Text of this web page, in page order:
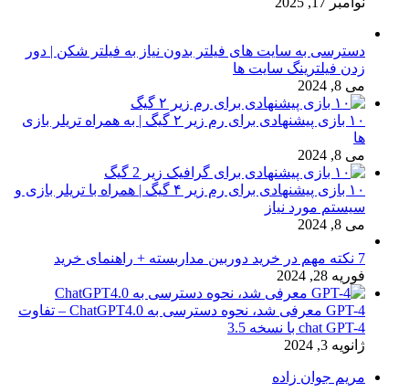
دسترسی به سایت های فیلتر بدون نیاز به فیلتر شکن | دور
زدن فیلترینگ سایت ها
می 8, 2024
۱۰ بازی پیشنهادی برای رم زیر ۲ گیگ | به همراه تریلر بازی
ها
می 8, 2024
۱۰ بازی پیشنهادی برای رم زیر ۴ گیگ | همراه با تریلر بازی و
سیستم مورد نیاز
می 8, 2024
7 نکته مهم در خرید دوربین مداربسته + راهنمای خرید
فوریه 28, 2024
GPT-4 معرفی شد، نحوه دسترسی به ChatGPT4.0 – تفاوت
chat GPT-4 با نسخه 3.5
ژانویه 3, 2024
مریم جوان زاده